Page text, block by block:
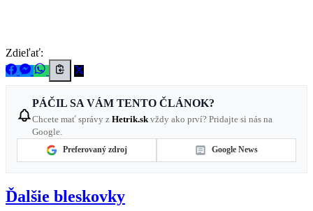
Zdieľať:
PÁČIL SA VÁM TENTO ČLÁNOK?
Chcete mať správy z Hetrik.sk vždy ako prví? Pridajte si nás na
Google.
Preferovaný zdroj Google News
Ďalšie bleskovky